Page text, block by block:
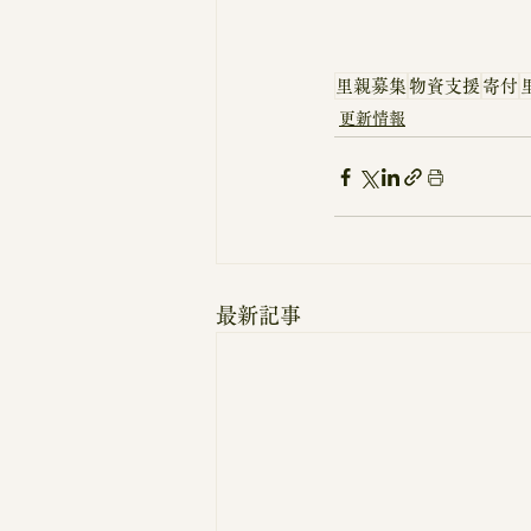
里親募集 物資支援 寄付
更新情報
最新記事